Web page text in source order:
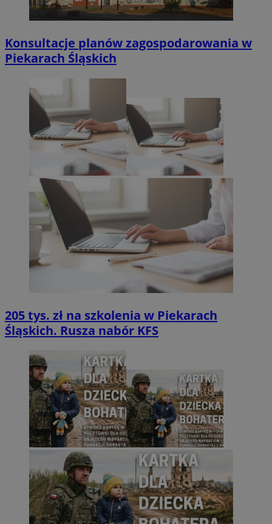
Konsultacje planów zagospodarowania w
Piekarach Śląskich
205 tys. zł na szkolenia w Piekarach
Śląskich. Rusza nabór KFS